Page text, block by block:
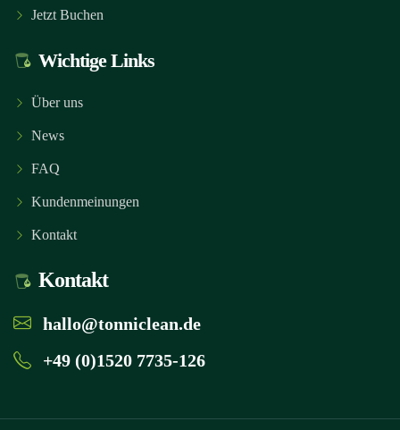
Jetzt Buchen
Wichtige Links
Über uns
News
FAQ
Kundenmeinungen
Kontakt
Kontakt
hallo@tonniclean.de
+49 (0)1520 7735-126